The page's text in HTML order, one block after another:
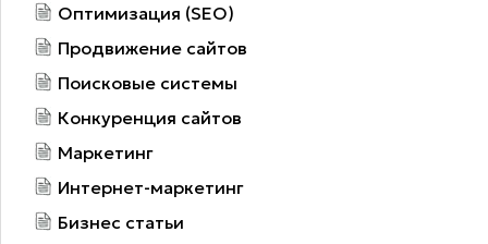
Оптимизация (SEO)
Продвижение сайтов
Поисковые системы
Конкуренция сайтов
Маркетинг
Интернет-маркетинг
Бизнес статьи